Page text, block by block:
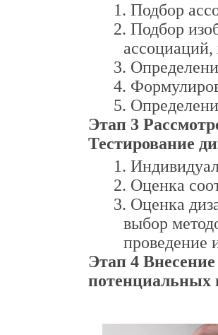
Подбор
Подбор
Этап 3
Тестирование
Оценка
Оценка
выбор
проведение
Этап 4
потенциальных